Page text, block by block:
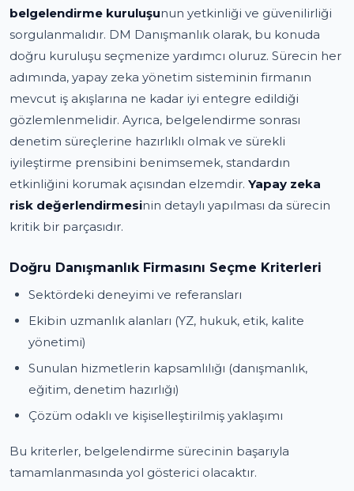
belgelendirme kuruluşunun yetkinliği ve güvenilirliği
sorgulanmalıdır. DM Danışmanlık olarak, bu konuda
doğru kuruluşu seçmenize yardımcı oluruz. Sürecin her
adımında, yapay zeka yönetim sisteminin firmanın
mevcut iş akışlarına ne kadar iyi entegre edildiği
gözlemlenmelidir. Ayrıca, belgelendirme sonrası
denetim süreçlerine hazırlıklı olmak ve sürekli
iyileştirme prensibini benimsemek, standardın
etkinliğini korumak açısından elzemdir. Yapay zeka
risk değerlendirmesinin detaylı yapılması da sürecin
kritik bir parçasıdır.
Doğru Danışmanlık Firmasını Seçme Kriterleri
Sektördeki deneyimi ve referansları
Ekibin uzmanlık alanları (YZ, hukuk, etik, kalite
yönetimi)
Sunulan hizmetlerin kapsamlılığı (danışmanlık,
eğitim, denetim hazırlığı)
Çözüm odaklı ve kişiselleştirilmiş yaklaşımı
Bu kriterler, belgelendirme sürecinin başarıyla
tamamlanmasında yol gösterici olacaktır.